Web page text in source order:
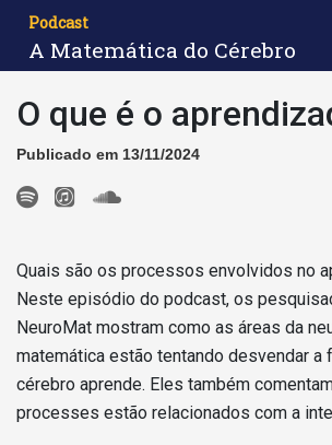
Podcast
A Matemática do Cérebro
O que é o
Publicado em 13/11/2024
Quais são os processos envolvidos no
Neste episódio do podcast, os
NeuroMat mostram como as áreas da
matemática estão tentando desvendar a
cérebro aprende. Eles também
processes estão relacionados com a